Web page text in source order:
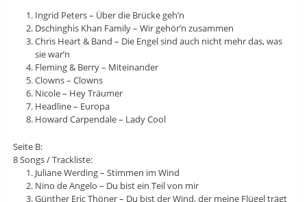
Ingrid Peters – Über die Brücke geh’n
Dschinghis Khan Family – Wir gehör’n zusammen
Chris Heart & Band – Die Engel sind auch nicht mehr das, was
sie war’n
Fleming & Berry – Miteinander
Clowns – Clowns
Nicole – Hey Träumer
Headline – Europa
Howard Carpendale – Lady Cool
Seite B:
8 Songs / Trackliste:
Juliane Werding – Stimmen im Wind
Nino de Angelo – Du bist ein Teil von mir
Günther Eric Thöner – Du bist der Wind, der meine Flügel trägt